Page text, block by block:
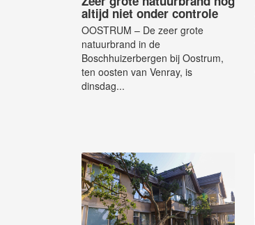
altijd niet onder controle
OOSTRUM – De zeer grote
natuurbrand in de
Boschhuizerbergen bij Oostrum,
ten oosten van Venray, is
dinsdag...